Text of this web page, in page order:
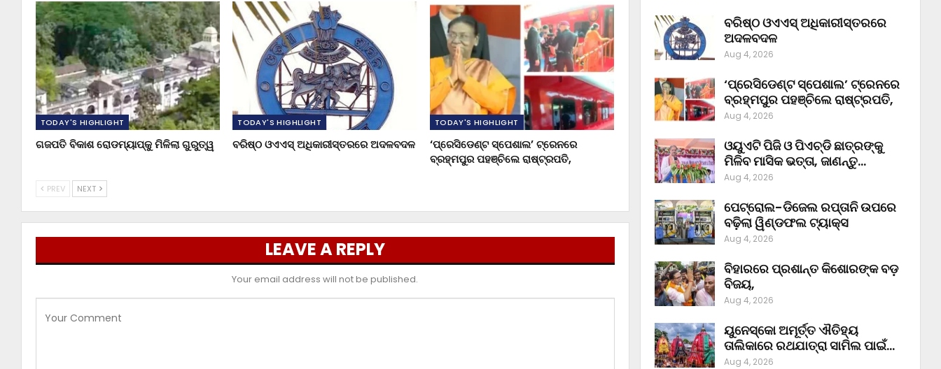
TODAY'S HIGHLIGHT
ଗଜପତି ବିକାଶ ରୋଡମ୍ୟାପ୍‌କୁ ମିଳିଲା ଗୁରୁତ୍ୱ
TODAY'S HIGHLIGHT
ବରିଷ୍ଠ ଓଏଏସ୍‌ ଅଧିକାରୀସ୍ତରରେ ଅଦଳବଦଳ
TODAY'S HIGHLIGHT
‘ପ୍ରେସିଡେଣ୍ଟ ସ୍ପେଶାଲ’ ଟ୍ରେନରେ
ବ୍ରହ୍ମପୁର ପହଞ୍ଚିଲେ ରାଷ୍ଟ୍ରପତି,
PREV NEXT
LEAVE A REPLY
Your email address will not be published.
ବରିଷ୍ଠ ଓଏଏସ୍‌ ଅଧିକାରୀସ୍ତରରେ
ଅଦଳବଦଳ
Aug 4, 2026
‘ପ୍ରେସିଡେଣ୍ଟ ସ୍ପେଶାଲ’ ଟ୍ରେନରେ
ବ୍ରହ୍ମପୁର ପହଞ୍ଚିଲେ ରାଷ୍ଟ୍ରପତି,
Aug 4, 2026
ଓୟୁଏଟି ପିଜି ଓ ପିଏଚ୍‌ଡି ଛାତ୍ରଙ୍କୁ
ମିଳିବ ମାସିକ ଭତ୍ତା, ଜାଣନ୍ତୁ…
Aug 4, 2026
ପେଟ୍ରୋଲ-ଡିଜେଲ ରପ୍ତାନି ଉପରେ
ବଢ଼ିଲା ୱିଣ୍ଡଫଲ ଟ୍ୟାକ୍ସ
Aug 4, 2026
ବିହାରରେ ପ୍ରଶାନ୍ତ କିଶୋରଙ୍କ ବଡ଼
ବିଜୟ,
Aug 4, 2026
ୟୁନେସ୍କୋ ଅମୂର୍ତ୍ତ ଐତିହ୍ୟ
ତାଲିକାରେ ରଥଯାତ୍ରା ସାମିଲ ପାଇଁ…
Aug 4, 2026